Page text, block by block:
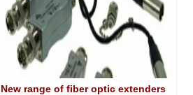
New range of fiber optic extenders